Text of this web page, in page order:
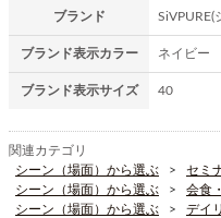
ブランド SiVPURE(
ブランド表示カラー ネイビー
ブランド表示サイズ 40
関連カテゴリ
シーン（場面）から選ぶ
セミ
シーン（場面）から選ぶ
会食
シーン（場面）から選ぶ
デイ